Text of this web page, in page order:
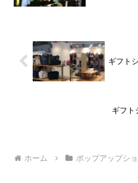
ギフト
ギフト
ホーム ポップアップシ